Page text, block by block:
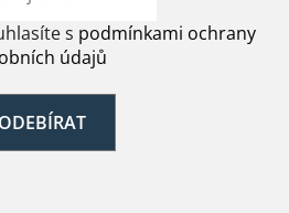
s podmínkami ochrany
údajů
ODEBÍRAT